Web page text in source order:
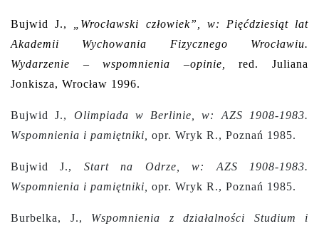
Bujwid J.,
„Wrocławski człowiek”, w: Pięćdziesiąt lat
Akademii Wychowania Fizycznego Wrocławiu.
Wydarzenie – wspomnienia –opinie,
red. Juliana
Jonkisza, Wrocław 1996.
Bujwid J., Olimpiada w Berlinie, w: AZS 1908-1983.
Wspomnienia i pamiętniki,
opr. Wryk R., Poznań 1985.
Bujwid J., Start na Odrze, w: AZS 1908-1983.
Wspomnienia i pamiętniki,
opr. Wryk R., Poznań 1985.
Burbelka, J., Wspomnienia z działalności Studium i